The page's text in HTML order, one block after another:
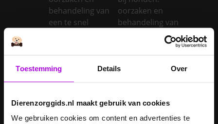
Toestemming Details Over
Dierenzorggids.nl maakt gebruik van cookies
We gebruiken cookies om content en advertenties te
behandeling van
een te snel
oorzaken en
behandeling van
Inentingen hond
giftig voor
Je cavia verzorgen
Je hond heeft
diarree